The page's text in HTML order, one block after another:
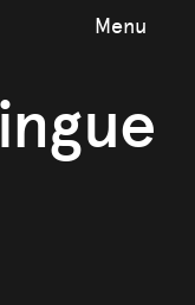
Menu